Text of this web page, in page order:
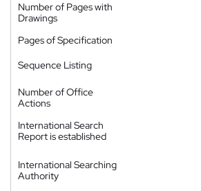
Number of Pages with
Drawings
Pages of Specification
Sequence Listing
Number of Office
Actions
International Search
Report is established
International Searching
Authority